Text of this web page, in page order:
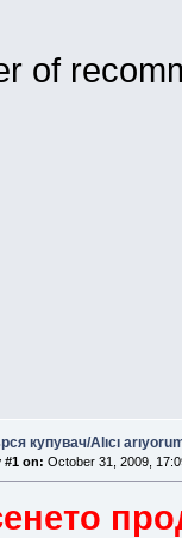
of
купувач/Alıcı
#1 on: October 31, 2009,